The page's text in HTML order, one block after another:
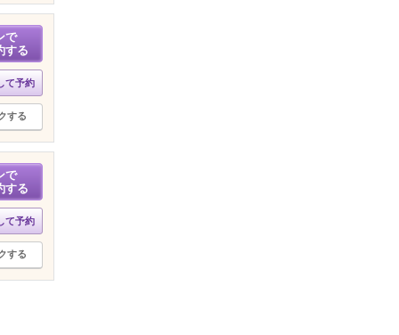
で
する
て予約
する
で
する
て予約
する